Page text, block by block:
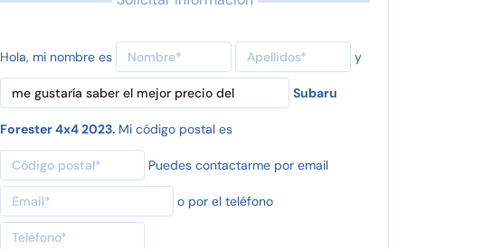
Hola, mi nombre es y
Subaru
Forester 4x4 2023. Mi código postal es
Puedes contactarme por email
o por el teléfono